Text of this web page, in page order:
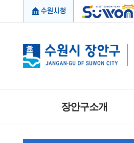
수원시청
장안구소개